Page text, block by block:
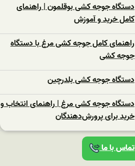
دستگاه جوجه کشی بوقلمون | راهنمای
کامل خرید و آموزش
راهنمای کامل جوجه کشی مرغ با دستگاه
جوجه کشی
دستگاه جوجه‌ کشی بلدرچین
دستگاه جوجه‌ کشی مرغ | راهنمای انتخاب و
خرید برای پرورش‌دهندگان
تماس با ما